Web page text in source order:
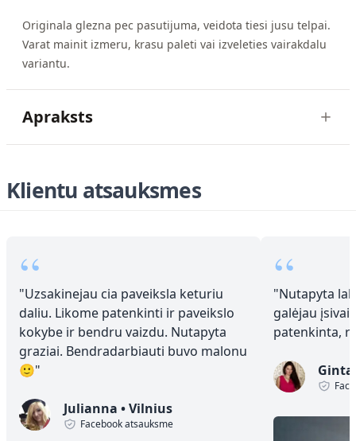
Originala glezna pec pasutijuma, veidota tiesi jusu telpai.
Varat mainit izmeru, krasu paleti vai izveleties vairakdalu
variantu.
Apraksts
Klientu atsauksmes
“
"Uzsakinejau cia paveiksla keturiu
daliu. Likome patenkinti ir paveikslo
kokybe ir bendru vaizdu. Nutapyta
graziai. Bendradarbiauti buvo malonu
🙂"
Julianna •Vilnius
Facebook atsauksme
“
"Nutapyta
galėjau
patenkinta,